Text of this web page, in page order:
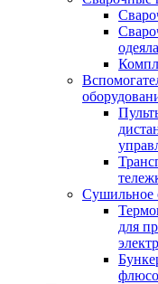
одеяла
Сушильное
для